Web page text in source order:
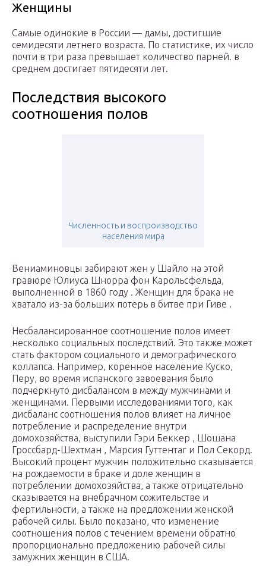
Женщины
Самые одинокие в России — дамы, достигшие
семидесяти летнего возраста. По статистике, их число
почти в три раза превышает количество парней. в
среднем достигает пятидесяти лет.
Последствия высокого
соотношения полов
Численность и воспроизводство
населения мира
Вениаминовцы забирают жен у Шайло на этой
гравюре Юлиуса Шнорра фон Карольсфельда,
выполненной в 1860 году . Женщин для брака не
хватало из-за больших потерь в битве при Гиве .
Несбалансированное соотношение полов имеет
несколько социальных последствий. Это также может
стать фактором социального и демографического
коллапса. Например, коренное население Куско,
Перу, во время испанского завоевания было
подчеркнуто дисбалансом в между мужчинами и
женщинами. Первыми исследованиями того, как
дисбаланс соотношения полов влияет на личное
потребление и распределение внутри
домохозяйства, выступили Гэри Беккер , Шошана
Гроссбард-Шехтман , Марсия Гуттентаг и Пол Секорд.
Высокий процент мужчин положительно сказывается
на рождаемости в браке и доле женщин в
потреблении домохозяйства, а также отрицательно
сказывается на внебрачном сожительстве и
фертильности, а также на предложении женской
рабочей силы. Было показано, что изменение
соотношения полов с течением времени обратно
пропорционально предложению рабочей силы
замужних женщин в США.